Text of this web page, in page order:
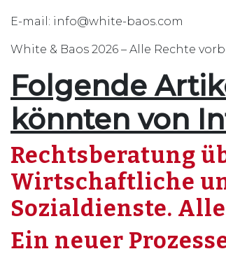
E-mail: info@white-baos.com
White & Baos 2026 – Alle Rechte
Folgende
könnten von
Rechtsberatung
Wirtschaftliche
Sozialdienste.
Ein neuer